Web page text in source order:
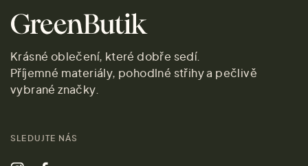
Krásné oblečení, které dobře sedí.
Příjemné materiály, pohodlné střihy a pečlivě
vybrané značky.
SLEDUJTE NÁS